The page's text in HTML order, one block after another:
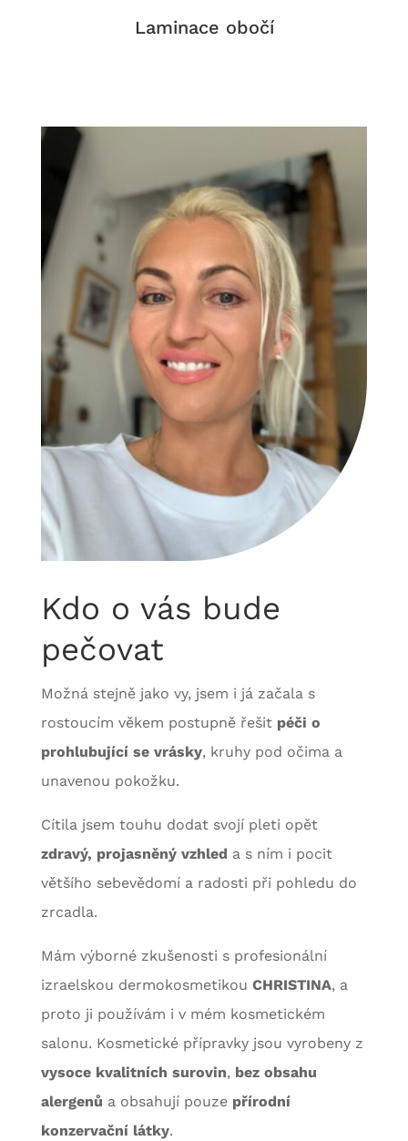
Laminace obočí
Kdo o vás bude
pečovat
Možná stejně jako vy, jsem i já začala s
rostoucím věkem postupně řešit péči o
prohlubující se vrásky, kruhy pod očima a
unavenou pokožku.
Cítila jsem touhu dodat svojí pleti opět
zdravý, projasněný vzhled a s ním i pocit
většího sebevědomí a radosti při pohledu do
zrcadla.
Mám výborné zkušenosti s profesionální
izraelskou dermokosmetikou CHRISTINA, a
proto ji používám i v mém kosmetickém
salonu. Kosmetické přípravky jsou vyrobeny z
vysoce kvalitních surovin, bez obsahu
alergenů a obsahují pouze přírodní
konzervační látky.